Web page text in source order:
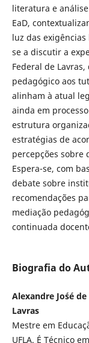
literatura e
EaD,
luz das
se a discutir a
Federal de
pedagógico aos
alinham à atual
ainda em
estrutura
estratégias de
percepções sobre
Espera-se, com
debate sobre
recomendações
mediação
continuada
Biografia do
Alexandre Jo´sé
Lavras
Mestre em
UFLA. É Técnico